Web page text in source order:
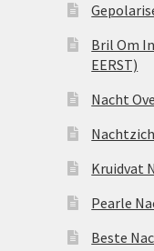
Bril Om
EERST)
Nacht
Kruidvat
Pearle
Beste